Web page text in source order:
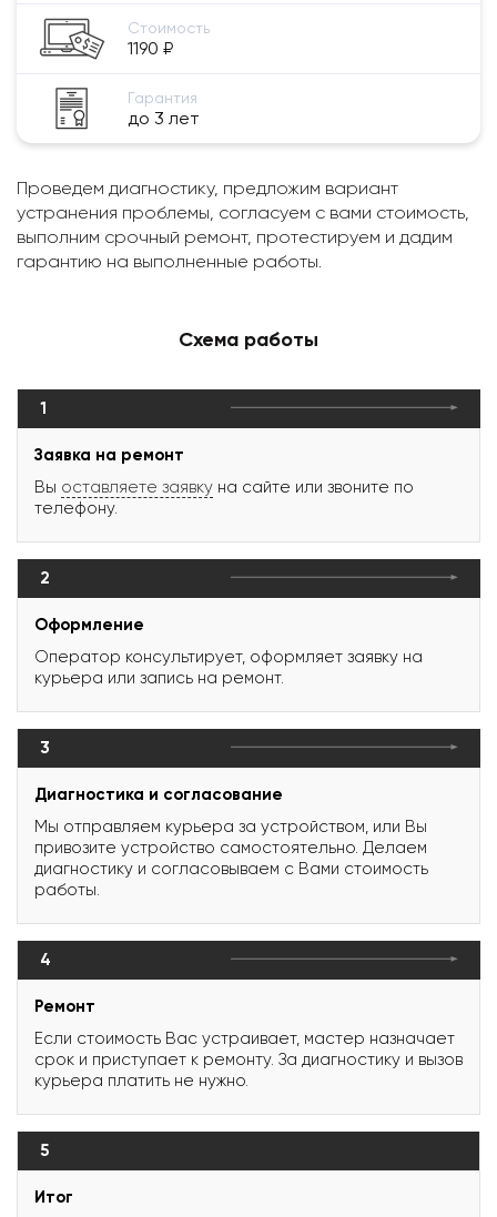
Стоимость
1190 ₽
Гарантия
до 3 лет
Проведем диагностику, предложим вариант
устранения проблемы, согласуем с вами стоимость,
выполним срочный ремонт, протестируем и дадим
гарантию на выполненные работы.
Схема работы
1
Заявка на ремонт
Вы оставляете заявку на сайте или звоните по
телефону.
2
Оформление
Оператор консультирует, оформляет заявку на
курьера или запись на ремонт.
3
Диагностика и согласование
Мы отправляем курьера за устройством, или Вы
привозите устройство самостоятельно. Делаем
диагностику и согласовываем с Вами стоимость
работы.
4
Ремонт
Если стоимость Вас устраивает, мастер назначает
срок и приступает к ремонту. За диагностику и вызов
курьера платить не нужно.
5
Итог